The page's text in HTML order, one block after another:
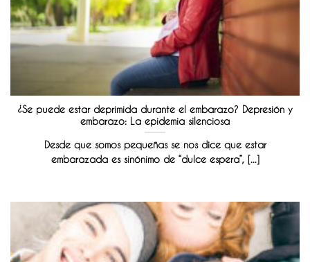
¿Se puede estar deprimida durante el embarazo? Depresión y
embarazo: La epidemia silenciosa
Desde que somos pequeñas se nos dice que estar
embarazada es sinónimo de “dulce espera”, [...]